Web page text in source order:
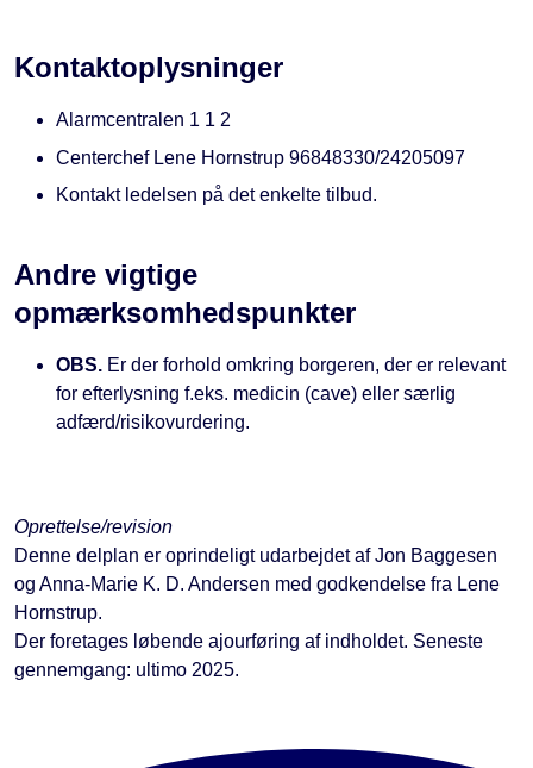
Kontaktoplysninger
Alarmcentralen 1 1 2
Centerchef Lene Hornstrup 96848330/24205097
Kontakt ledelsen på det enkelte tilbud.
Andre vigtige
opmærksomhedspunkter
OBS. Er der forhold omkring borgeren, der er relevant
for efterlysning f.eks. medicin (cave) eller særlig
adfærd/risikovurdering.
Oprettelse/revision
Denne delplan er oprindeligt udarbejdet af Jon Baggesen
og Anna-Marie K. D. Andersen med godkendelse fra Lene
Hornstrup.
Der foretages løbende ajourføring af indholdet. Seneste
gennemgang: ultimo 2025.